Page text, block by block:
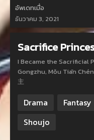
อัพเดทเมื่อ
ธันวาคม 3, 2021
Sacrifice
I Became the Sacrificial
Gongzhu, Mǒu Tiān
主
Drama Fantasy
Shoujo